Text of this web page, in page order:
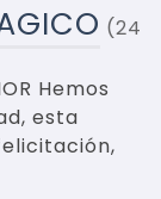
24
Hemos
esta